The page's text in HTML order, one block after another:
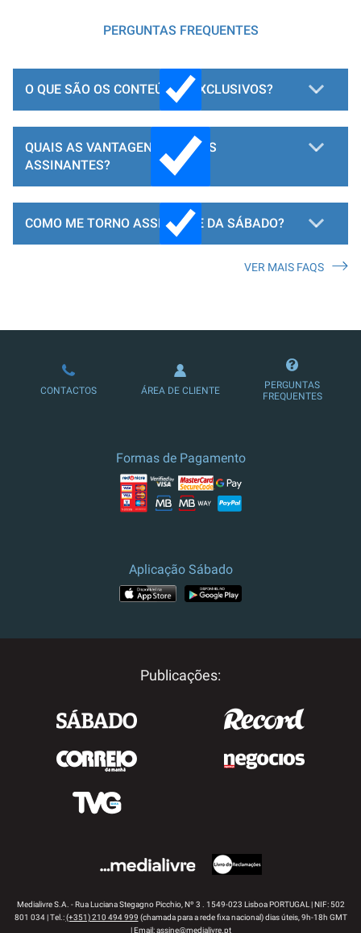
PERGUNTAS FREQUENTES
O QUE SÃO OS CONTEÚDOS EXCLUSIVOS?
QUAIS AS VANTAGENS PARA OS
ASSINANTES?
COMO ME TORNO ASSINANTE DA SÁBADO?
LOJA DE ASSINATURAS
VER MAIS FAQS
CONTACTOS ÁREA DE CLIENTE
PERGUNTAS
FREQUENTES
Formas de Pagamento
Aplicação Sábado
Publicações:
Medialivre S.A. - Rua Luciana Stegagno Picchio, Nº 3 . 1549-023 Lisboa PORTUGAL | NIF: 502
801 034 | Tel.:(+351) 210 494 999 (chamada para a rede fixa nacional) dias úteis, 9h-18h GMT
| Email:assine@medialivre.pt